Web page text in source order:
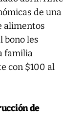
de una
alimentos
bono les
familia
con $100 al
de